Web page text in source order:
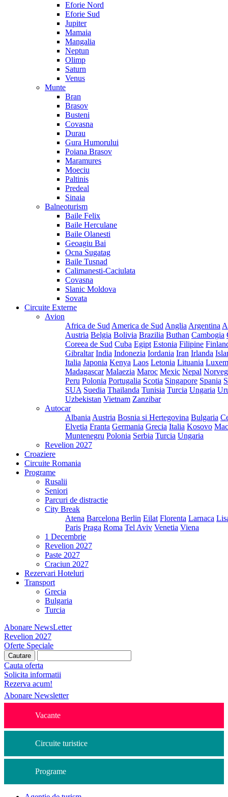
Eforie Nord
Eforie Sud
Jupiter
Mamaia
Mangalia
Neptun
Olimp
Saturn
Venus
Munte
Bran
Brasov
Busteni
Covasna
Durau
Gura Humorului
Poiana Brasov
Maramures
Moeciu
Paltinis
Predeal
Sinaia
Balneoturism
Baile Felix
Baile Herculane
Baile Olanesti
Geoagiu Bai
Ocna Sugatag
Baile Tusnad
Calimanesti-Caciulata
Covasna
Slanic Moldova
Sovata
Circuite Externe
Avion
Africa de Sud America de Sud Anglia Argentina
Austria Belgia Bolivia Brazilia Buthan Cambogia
Coreea de Sud Cuba Egipt Estonia Filipine
Gibraltar India Indonezia Iordania Iran Irlanda
Italia Japonia Kenya Laos Letonia Lituania
Madagascar Malaezia Maroc Mexic Nepal
Peru Polonia Portugalia Scotia Singapore Spania
SUA Suedia Thailanda Tunisia Turcia Ungaria
Uzbekistan Vietnam Zanzibar
Autocar
Albania Austria Bosnia si Hertegovina Bulgaria
Elvetia Franta Germania Grecia Italia Kosovo
Muntenegru Polonia Serbia Turcia Ungaria
Revelion 2027
Croaziere
Circuite Romania
Programe
Rusalii
Seniori
Parcuri de distractie
City Break
Atena Barcelona Berlin Eilat Florenta Larnaca
Paris Praga Roma Tel Aviv Venetia Viena
1 Decembrie
Revelion 2027
Paste 2027
Craciun 2027
Rezervari Hoteluri
Transport
Grecia
Bulgaria
Turcia
Abonare NewsLetter
Revelion 2027
Oferte Speciale
Cauta oferta
Solicita informatii
Rezerva acum!
Abonare Newsletter
Vacante
Circuite turistice
Programe